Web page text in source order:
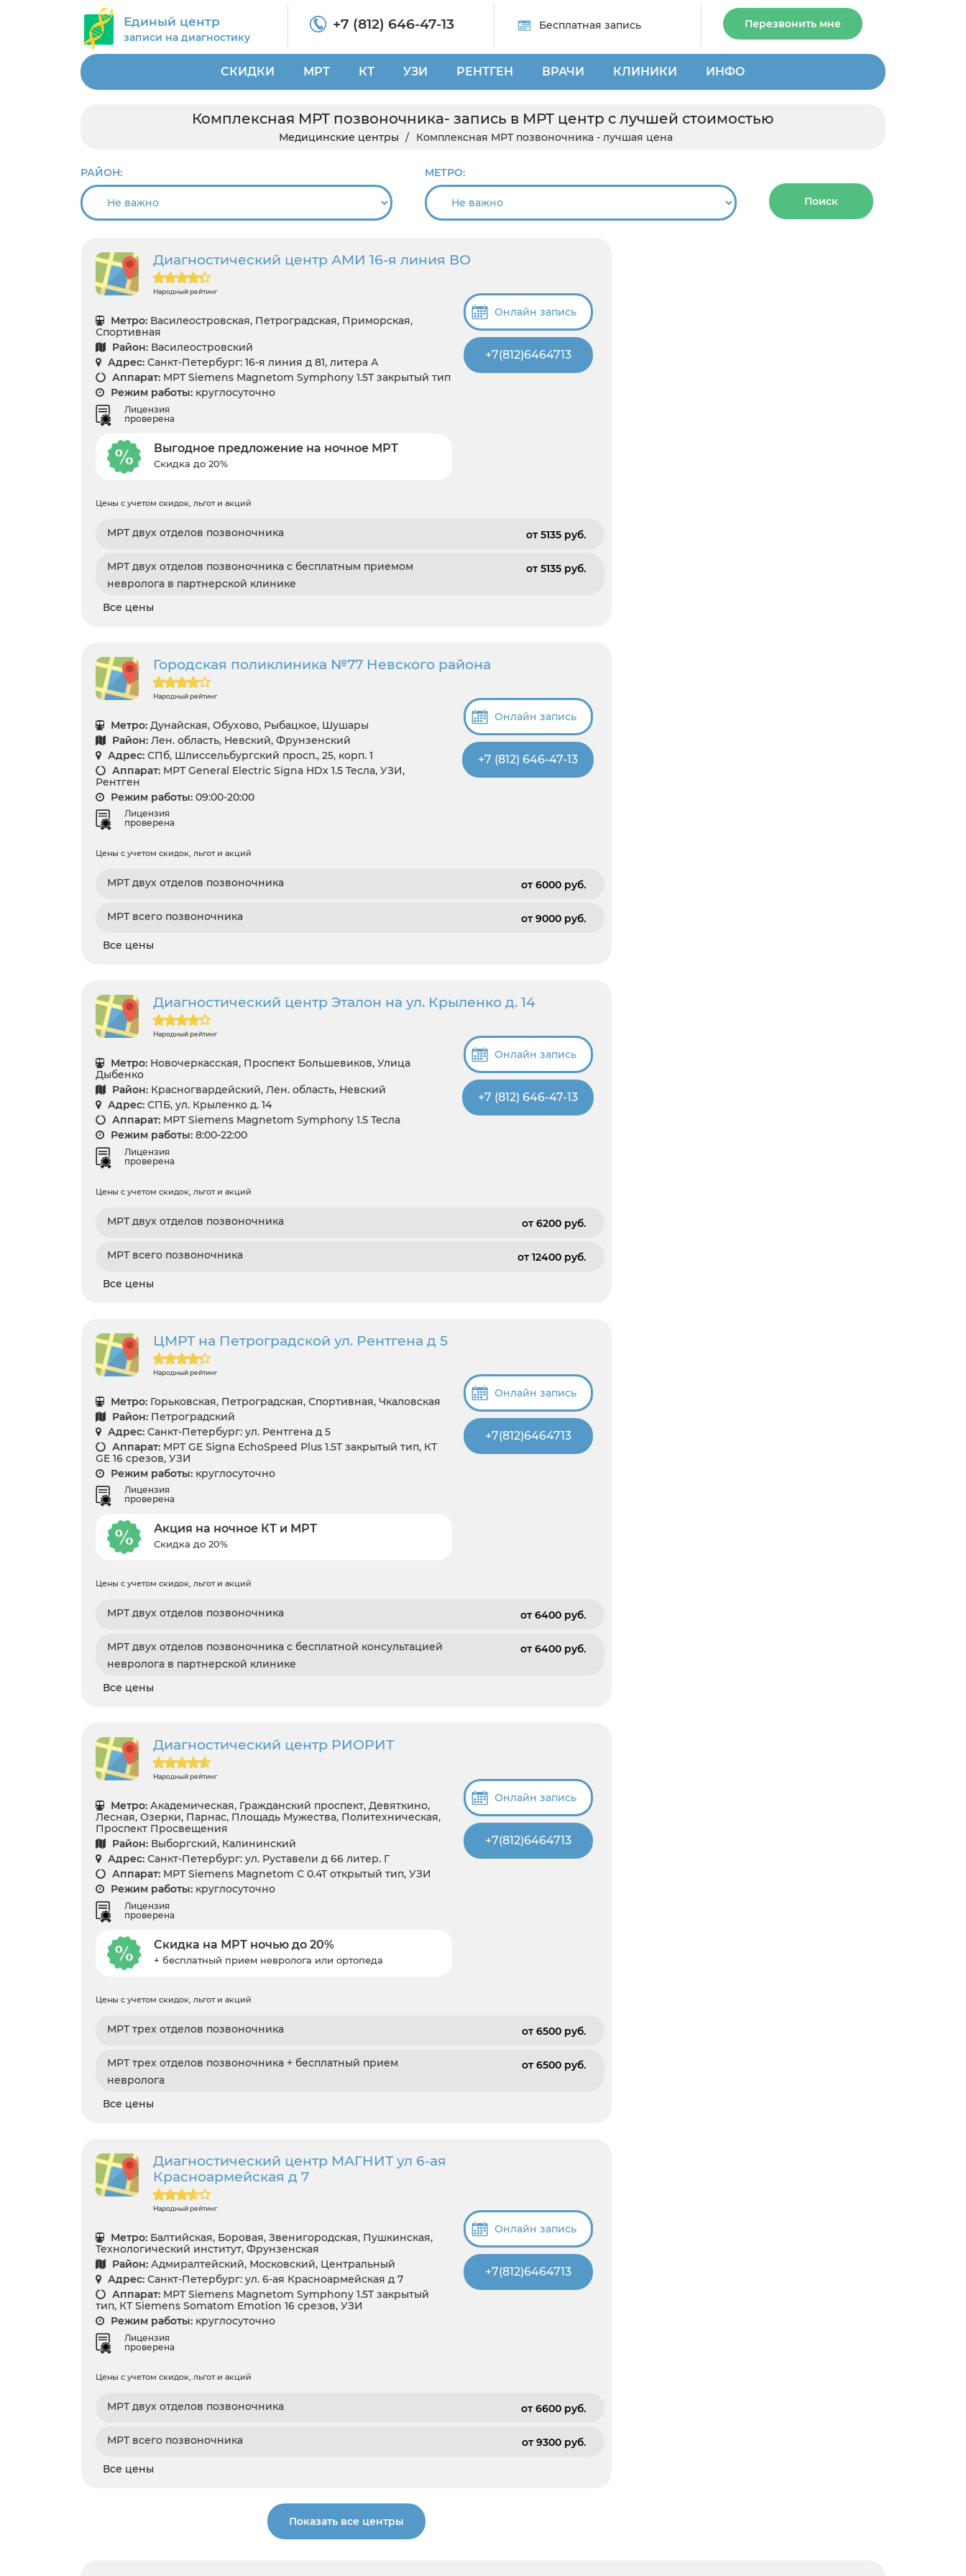
Единый центр
записи на диагностику
+7 (812) 646-47-13 Бесплатная запись Перезвонить мне
СКИДКИ МРТ КТ УЗИ РЕНТГЕН ВРАЧИ КЛИНИКИ ИНФО
Комплексная МРТ позвоночника- запись в МРТ центр с лучшей стоимостью
Медицинские центры Комплексная МРТ позвоночника - лучшая цена
РАЙОН: МЕТРО:
Поиск
Диагностический центр АМИ 16-я линия ВО
Народный рейтинг
Метро: Василеостровская, Петроградская, Приморская,
Спортивная
Район: Василеостровский
Адрес: Санкт-Петербург: 16-я линия д 81, литера А
Аппарат: МРТ Siemens Magnetom Symphony 1.5T закрытый тип
Режим работы: круглосуточно
Лицензия
проверена
Выгодное предложение на ночное МРТ
Скидка до 20%
Онлайн запись
+7(812)6464713
Цены с учетом скидок, льгот и акций
МРТ двух отделов позвоночника от 5135 pуб.
МРТ двух отделов позвоночника с бесплатным приемом
невролога в партнерской клинике
от 5135 pуб.
Все цены
Городская поликлиника №77 Невского района
Народный рейтинг
Метро: Дунайская, Обухово, Рыбацкое, Шушары
Район: Лен. область, Невский, Фрунзенский
Адрес: СПб, Шлиссельбургский просп., 25, корп. 1
Аппарат: МРТ General Electric Signa HDх 1.5 Тесла, УЗИ,
Рентген
Режим работы: 09:00-20:00
Лицензия
проверена
Онлайн запись
+7 (812) 646-47-13
Цены с учетом скидок, льгот и акций
МРТ двух отделов позвоночника от 6000 pуб.
МРТ всего позвоночника от 9000 pуб.
Все цены
Диагностический центр Эталон на ул. Крыленко д. 14
Народный рейтинг
Метро: Новочеркасская, Проспект Большевиков, Улица
Дыбенко
Район: Красногвардейский, Лен. область, Невский
Адрес: СПБ, ул. Крыленко д. 14
Аппарат: МРТ Siemens Magnetom Symphony 1.5 Тесла
Режим работы: 8:00-22:00
Лицензия
проверена
Онлайн запись
+7 (812) 646-47-13
Цены с учетом скидок, льгот и акций
МРТ двух отделов позвоночника от 6200 pуб.
МРТ всего позвоночника от 12400 pуб.
Все цены
ЦМРТ на Петроградской ул. Рентгена д 5
Народный рейтинг
Метро: Горьковская, Петроградская, Спортивная, Чкаловская
Район: Петроградский
Адрес: Санкт-Петербург: ул. Рентгена д 5
Аппарат: МРТ GE Signa EchoSpeed Plus 1.5T закрытый тип, КТ
GE 16 срезов, УЗИ
Режим работы: круглосуточно
Лицензия
проверена
Акция на ночное КТ и МРТ
Скидка до 20%
Онлайн запись
+7(812)6464713
Цены с учетом скидок, льгот и акций
МРТ двух отделов позвоночника от 6400 pуб.
МРТ двух отделов позвоночника с бесплатной консультацией
невролога в партнерской клинике
от 6400 pуб.
Все цены
Диагностический центр РИОРИТ
Народный рейтинг
Метро: Академическая, Гражданский проспект, Девяткино,
Лесная, Озерки, Парнас, Площадь Мужества, Политехническая,
Проспект Просвещения
Район: Выборгский, Калининский
Адрес: Санкт-Петербург: ул. Руставели д 66 литер. Г
Аппарат: МРТ Siemens Magnetom C 0.4T открытый тип, УЗИ
Режим работы: круглосуточно
Лицензия
проверена
Скидка на МРТ ночью до 20%
+ бесплатный прием невролога или ортопеда
Онлайн запись
+7(812)6464713
Цены с учетом скидок, льгот и акций
МРТ трех отделов позвоночника от 6500 pуб.
МРТ трех отделов позвоночника + бесплатный прием
невролога
от 6500 pуб.
Все цены
Диагностический центр МАГНИТ ул 6-ая
Красноармейская д 7
Народный рейтинг
Метро: Балтийская, Боровая, Звенигородская, Пушкинская,
Технологический институт, Фрунзенская
Район: Адмиралтейский, Московский, Центральный
Адрес: Санкт-Петербург: ул. 6-ая Красноармейская д 7
Аппарат: МРТ Siemens Magnetom Symphony 1.5T закрытый
тип, КТ Siemens Somatom Emotion 16 срезов, УЗИ
Режим работы: круглосуточно
Лицензия
проверена
Онлайн запись
+7(812)6464713
Цены с учетом скидок, льгот и акций
МРТ двух отделов позвоночника от 6600 pуб.
МРТ всего позвоночника от 9300 pуб.
Все цены
Показать все центры